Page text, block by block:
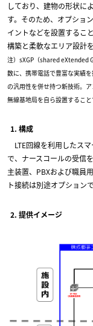
しており、建物の形状に
す。そのため、オプショ
イントなどを設置するこ
構築と柔軟なエリア設計
注）sXGP（shared eXtended
数に、携帯電話で豊富な実績
の汎用性を併せ持つ新技術。
無線基地局を自ら設置すること
1. 構成
LTE回線を利用したス
で、ナースコールの受信
主装置、PBXおよび職員
ト接続は別途オプション
2. 提供イメージ